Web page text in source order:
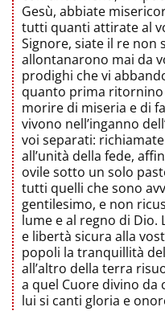
Gesù, abbiate
tutti quanti attirate al
Signore, siate il re non
allontanarono mai da
prodighi che vi
quanto prima ritornino
morire di miseria e di
vivono nell’inganno
voi separati:
all’unità della fede,
ovile sotto un solo
tutti quelli che sono
gentilesimo, e non
lume e al regno di Dio.
e libertà sicura alla
popoli la tranquillità
all’altro della terra
a quel Cuore divino da
lui si canti gloria e